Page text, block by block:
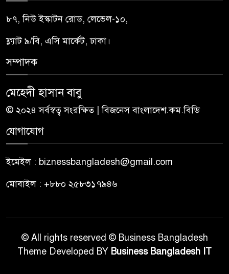
৮৭, নিউ ইস্কাটন রোড, লেভেল-১০,
ফ্ল্যাট ৯/বি, এসি মার্কেট, ঢাকা।
সম্পাদক
মেহেদী হাসান বাবু
© ২০২৪ সর্বস্বত্ব সংরক্ষিত | বিজনেস বাংলাদেশ.কম.বিডি
যোগাযোগ
ইমেইল : biznessbangladesh@gmail.com
মোবাইল : +৮৮০ ২৫৮৩১৭৯৪৬
© All rights reserved © Business Bangladesh
Theme Developed BY Business Bangladesh IT